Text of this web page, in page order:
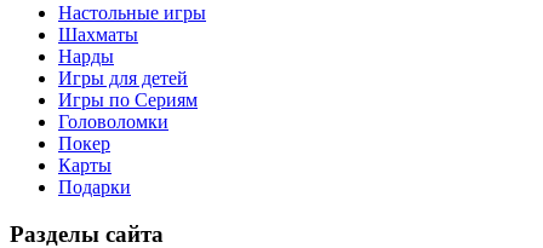
Настольные игры
Шахматы
Нарды
Игры для детей
Игры по Сериям
Головоломки
Покер
Карты
Подарки
Разделы сайта